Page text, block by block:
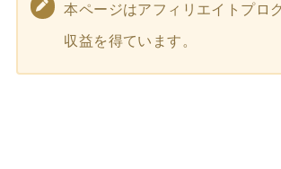
本ページはアフィリエイトプロ
収益を得ています。